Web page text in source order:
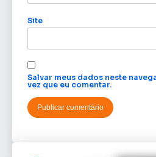
Site
Salvar meus dados neste
vez que eu comentar.